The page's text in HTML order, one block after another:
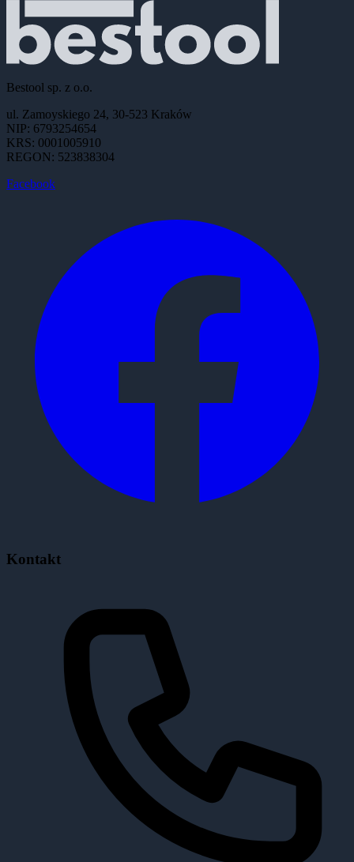
Bestool sp. z o.o.
ul. Zamoyskiego 24, 30-523 Kraków
NIP: 6793254654
KRS: 0001005910
REGON: 523838304
Facebook
Kontakt